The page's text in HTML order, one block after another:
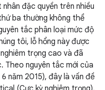
đặc quyền trên nhiều
ba thường không thể
tắc phân loại mức độ
tôi, lỗ hổng này được
trọng cao và đã
nguyên tắc mới của
năm 2015), đây là vấn đề